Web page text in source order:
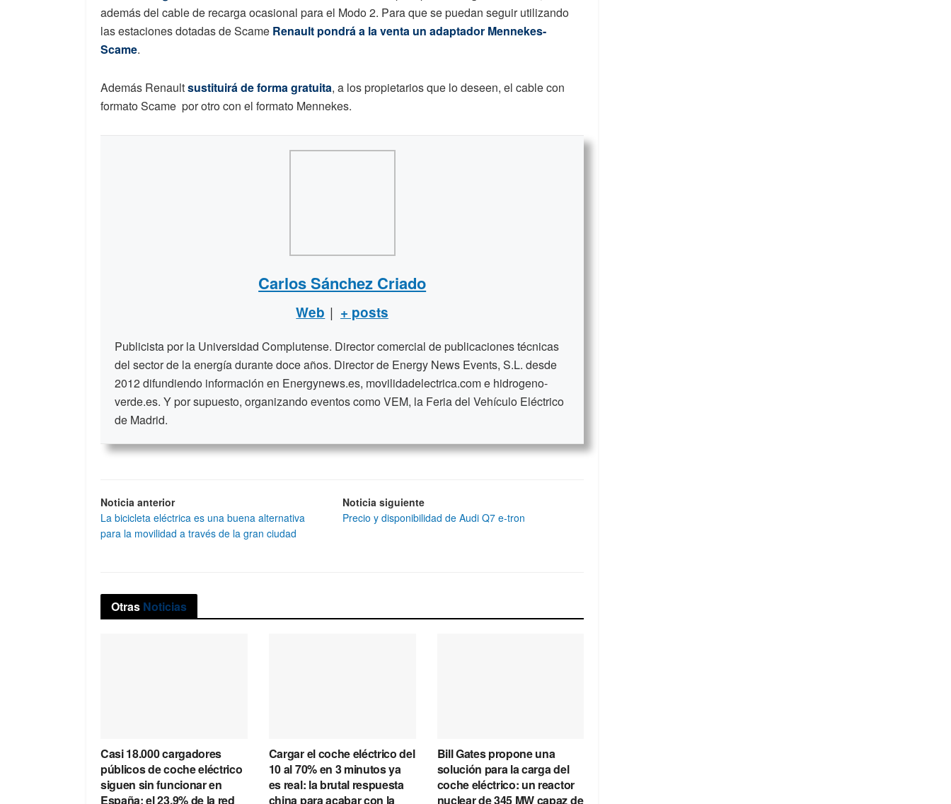
además del cable de recarga ocasional para el Modo 2. Para que se puedan seguir utilizando
las estaciones dotadas de Scame Renault pondrá a la venta un adaptador Mennekes-
Scame.
Además Renaultsustituirá de forma gratuita, a los propietarios que lo deseen, el cable con
formato Scame por otro con el formato Mennekes.
Carlos Sánchez Criado
Web | + posts
Publicista por la Universidad Complutense. Director comercial de publicaciones técnicas
del sector de la energía durante doce años. Director de Energy News Events, S.L. desde
2012 difundiendo información en Energynews.es, movilidadelectrica.com e hidrogeno-
verde.es. Y por supuesto, organizando eventos como VEM, la Feria del Vehículo Eléctrico
de Madrid.
Noticia anterior
La bicicleta eléctrica es una buena alternativa
para la movilidad a través de la gran ciudad
Noticia siguiente
Precio y disponibilidad de Audi Q7 e-tron
Otras Noticias
Casi 18.000 cargadores
públicos de coche eléctrico
siguen sin funcionar en
España: el 23,9% de la red
Cargar el coche eléctrico del
10 al 70% en 3 minutos ya
es real: la brutal respuesta
china para acabar con la
Bill Gates propone una
solución para la carga del
coche eléctrico: un reactor
nuclear de 345 MW capaz de